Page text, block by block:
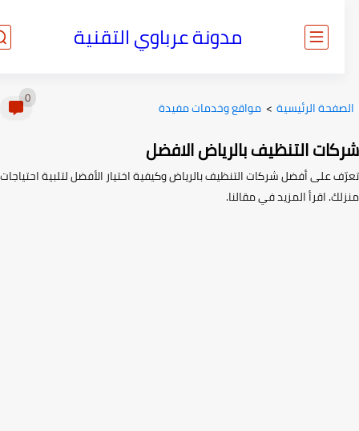
مدونة عرباوي التقنية
الرئيسية> مواقع وخدمات مفيدة
التنظيف بالرياض الافضل
على أفضل شركات التنظيف بالرياض وكيفية اختيار الأفضل لتلبية احتياجات
اقرأ المزيد في مقالنا.